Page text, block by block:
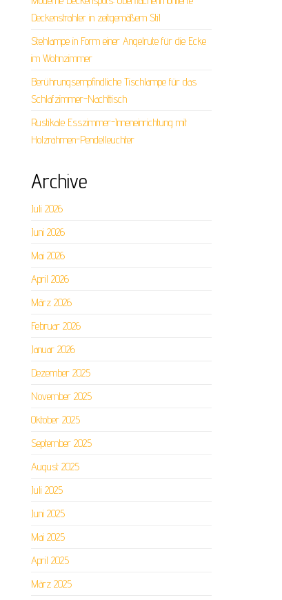
Deckenstrahler in zeitgemäßem Stil
Stehlampe in Form einer Angelrute für die Ecke
im Wohnzimmer
Berührungsempfindliche Tischlampe für das
Schlafzimmer-Nachttisch
Rustikale Esszimmer-Inneneinrichtung mit
Holzrahmen-Pendelleuchter
Archive
Juli 2026
Juni 2026
Mai 2026
April 2026
März 2026
Februar 2026
Januar 2026
Dezember 2025
November 2025
Oktober 2025
September 2025
August 2025
Juli 2025
Juni 2025
Mai 2025
April 2025
März 2025